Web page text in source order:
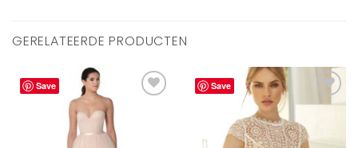
GERELATEERDE PRODUCTEN
Save
Save
Aan
toevoegen